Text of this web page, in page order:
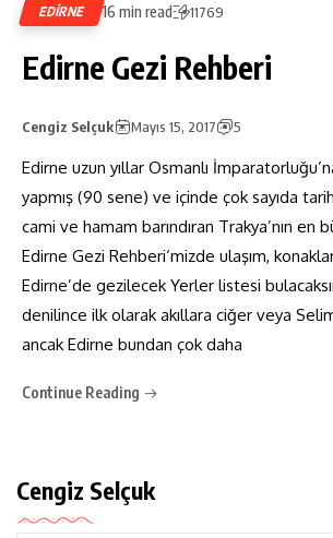
EDIRNE 16 min read 11769
Edirne Gezi Rehberi
Cengiz Selçuk Mayıs 15, 2017 5
Edirne uzun yıllar Osmanlı
yapmış (90 sene) ve içinde çok sayıda
cami ve hamam barındıran Trakya’nın en
Edirne Gezi Rehberi‘mizde ulaşım,
Edirne’de gezilecek Yerler listesi
denilince ilk olarak akıllara ciğer veya
ancak Edirne bundan çok daha
Continue Reading
Cengiz Selçuk